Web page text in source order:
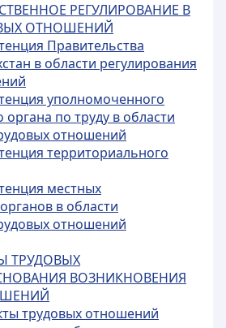
РЕГУЛИРОВАНИЕ В
ОТНОШЕНИЙ
Правительства
в области регулирования
уполномоченного
органа по труду в области
отношений
территориального
местных
в области
отношений
ТРУДОВЫХ
ВОЗНИКНОВЕНИЯ
трудовых отношений